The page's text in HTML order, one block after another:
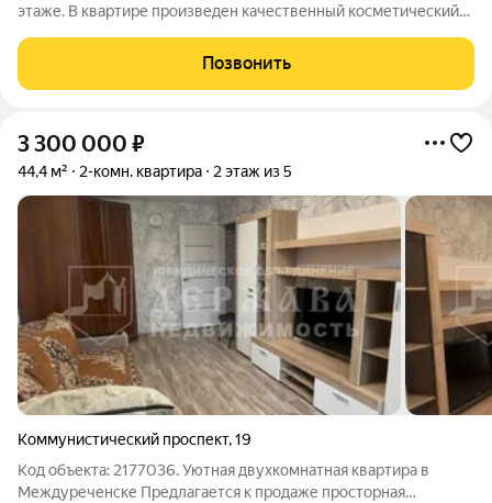
этаже. В квартире произведен качественный косметический
натяжные по всей квартире. Отопление поменяно .Стены
выровненные оклеенные обоями, на
Позвонить
3 300 000 ₽
44,4 м² 2-комн. квартира 2 этаж из 5
Коммунистический проспект,19
Код объекта: 2177036. Уютная двухкомнатная квартира в
Междуреченске Предлагается к продаже просторная